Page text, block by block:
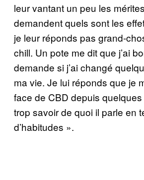
leur vantant un peu les
demandent quels sont les
je leur réponds pas grand-
chill. Un pote me dit que j’ai
demande si j’ai changé
ma vie. Je lui réponds que je
face de CBD depuis
trop savoir de quoi il parle en
d’habitudes ».